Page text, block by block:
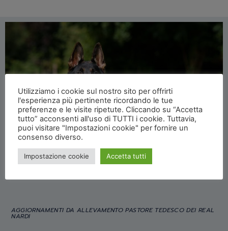
AGGIORNAMENTI DA ALLEVAMENTO PASTORE TEDESCO DEI REAL
NARDI
Utilizziamo i cookie sul nostro sito per offrirti
l'esperienza più pertinente ricordando le tue
preferenze e le visite ripetute. Cliccando su “Accetta
tutto” acconsenti all'uso di TUTTI i cookie. Tuttavia,
puoi visitare "Impostazioni cookie" per fornire un
consenso diverso.
Impostazione cookie Accetta tutti